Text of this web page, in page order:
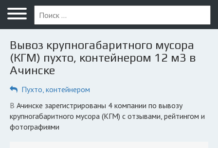
Меню
Главная
Вопрос юристу
Ачинск
ПОЛЬЗОВАТЕЛЯМ
Компании
Экоблог
Вывоз крупногабаритного мусора
(КГМ) пухто, контейнером 12 м3 в
Ачинске
Пухто, контейнером
в Ачинске зарегистрированы 4 компании по вывозу
крупногабаритного мусора (КГМ) с отзывами, рейтингом и
фотографиями